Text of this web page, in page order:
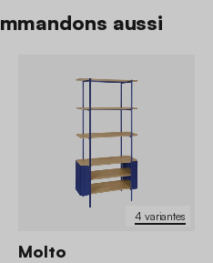
aussi
4 variantes
Molto